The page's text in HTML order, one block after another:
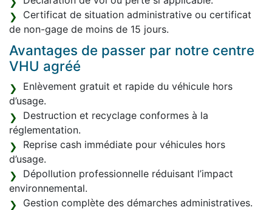
Certificat de situation administrative ou certificat
de non-gage de moins de 15 jours.
Avantages de passer par notre centre
VHU agréé
Enlèvement gratuit et rapide du véhicule hors
d’usage.
Destruction et recyclage conformes à la
réglementation.
Reprise cash immédiate pour véhicules hors
d’usage.
Dépollution professionnelle réduisant l’impact
environnemental.
Gestion complète des démarches administratives.